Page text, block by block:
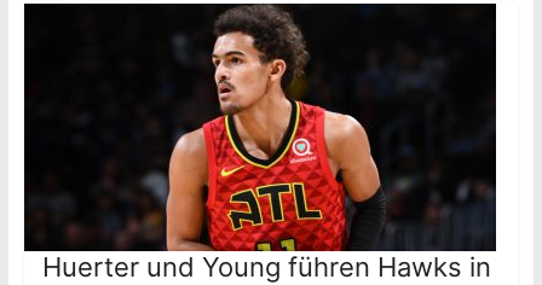
Huerter und Young führen Hawks in